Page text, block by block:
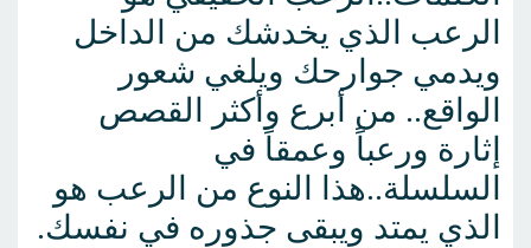
الرعب الذي يخدشك من الداخل
ويدمي جوارحك ويلغي شعور
الواقع.. من أبرع وأكثر القصص
إثارة ورعباً وعمقاً في
السلسلة..هذا النوع من الرعب هو
الذي يمتد ويبقى جذوره في نفسك.